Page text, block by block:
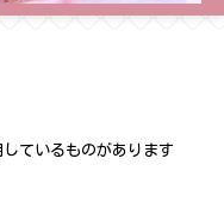
ているものがあります